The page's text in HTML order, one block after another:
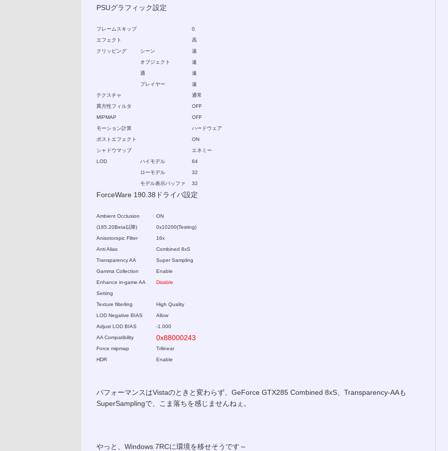
PSUグラフィック設定
フレームスキップ
0
エフェクト
高
クリッピング
シーン
遠
オブジェクト
遠
適
遠
プレイヤー
遠
テクスチャ
通常
異方性フィルタ
OFF
MIPMAP
OFF
モーション計算
ハードウェア
ポストエフェクト
ON
シャドウマップ
エネミー
LOD
ハイモデル
64
ローモデル
32
モデル表示バッファ
32
ForceWare 190.38ドライバ設定
Ambient Occlusion
(185.20Beta以降)
ON
0x10200(Testing)
Anisotoropic Filter
16x
Anti Alias
Combined 8xS
Transparency AA
Super Sampling
Gamma Collection
Enable
Enhance in-game AA
Setting
Disable
Texture filterling
High Quality
LOD Negative BIAS
Allow
Adjust LOD BIAS
-1.000
AA Compatibility
0x88000243
Force mipmap
Trilinear
HDR
Enable
パフォーマンスはVistaのときと変わらず、GeForce GTX285 Combined 8xS、Transparency-AAも
SuperSamplingで、こま落ちを感じませんねぇ。
やっと、Windows 7RCに環境を移せそうです～